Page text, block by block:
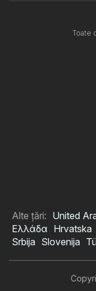
Toate
Alte țări: United
Ελλάδα Hrvatska
Srbija Slovenija